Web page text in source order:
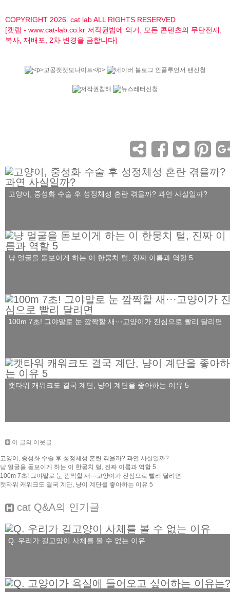
COPYRIGHT 2026. cat lab ALL RIGHTS RESERVED
[캣랩 - www.cat-lab.co.kr 저작권법에 의거, 모든 콘텐츠의 무단전재,
복사, 재배포, 2차 변경을 금합니다]
고양이, 중성화 수술 후 성정체성 혼란 겪을까? 과연 사실일까?
냥 얼굴을 돋보이게 하는 이 한뭉치 털, 진짜 이름과 역할 5
100m 7초! 그야말로 눈 깜짝할 새···고양이가 진심으로 빨리 달리면
캣타워 캐워크도 결국 계단, 냥이 계단을 좋아하는 이유 5
이 글의 이웃글
고양이, 중성화 수술 후 성정체성 혼란 겪을까? 과연 사실일까?
냥 얼굴을 돋보이게 하는 이 한뭉치 털, 진짜 이름과 역할 5
100m 7초! 그야말로 눈 깜짝할 새···고양이가 진심으로 빨리 달리면
캣타워 캐워크도 결국 계단, 냥이 계단을 좋아하는 이유 5
cat Q&A의 인기글
Q. 우리가 길고양이 사체를 볼 수 없는 이유